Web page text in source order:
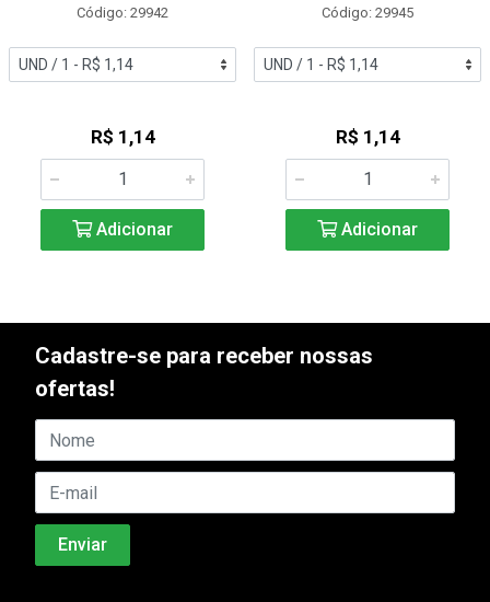
Código: 29942
R$ 1,14
Adicionar
Código: 29945
R$ 1,14
Adicionar
Cadastre-se para receber nossas
ofertas!